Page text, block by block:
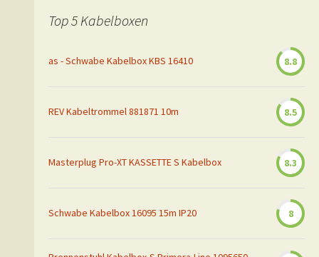
Top 5 Kabelboxen
as - Schwabe Kabelbox KBS 16410 8.8
REV Kabeltrommel 881871 10m 8.5
Masterplug Pro-XT KASSETTE S Kabelbox 8.3
Schwabe Kabelbox 16095 15m IP20 8